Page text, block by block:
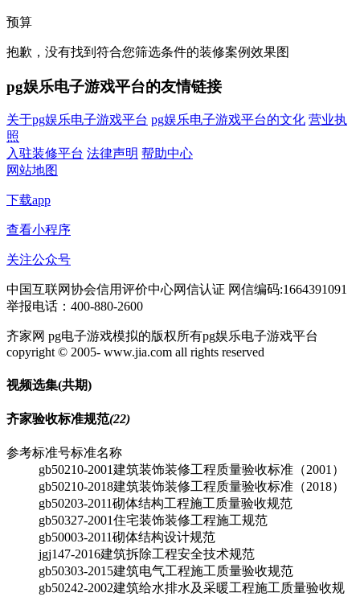
预算
抱歉，没有找到符合您筛选条件的装修案例效果图
pg娱乐电子游戏平台的友情链接
关于pg娱乐电子游戏平台 pg娱乐电子游戏平台的文化 营业执
照
入驻装修平台 法律声明 帮助中心
网站地图
下载app
查看小程序
关注公众号
中国互联网协会信用评价中心网信认证 网信编码:1664391091
举报电话：400-880-2600
齐家网 pg电子游戏模拟的版权所有pg娱乐电子游戏平台
copyright © 2005- www.jia.com all rights reserved
视频选集(共期)
齐家验收标准规范(22)
参考标准号标准名称
gb50210-2001建筑装饰装修工程质量验收标准（2001）
gb50210-2018建筑装饰装修工程质量验收标准（2018）
gb50203-2011砌体结构工程施工质量验收规范
gb50327-2001住宅装饰装修工程施工规范
gb50003-2011砌体结构设计规范
jgj147-2016建筑拆除工程安全技术规范
gb50303-2015建筑电气工程施工质量验收规范
gb50242-2002建筑给水排水及采暖工程施工质量验收规